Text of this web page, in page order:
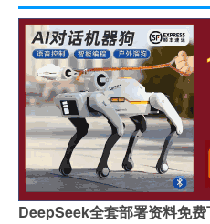
DeepSeek全套部署资料免